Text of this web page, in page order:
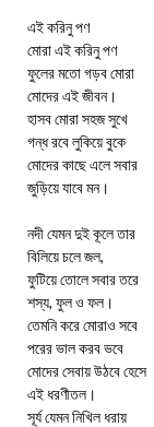
এই করিনু পণ
মোরা এই করিনু পণ
ফুলের মতো গড়ব মোরা
মোদের এই জীবন।
হাসব মোরা সহজ সুখে
গন্ধ রবে লুকিয়ে বুকে
মোদের কাছে এলে সবার
জুড়িয়ে যাবে মন।
নদী যেমন দুই কূলে তার
বিলিয়ে চলে জল,
ফুটিয়ে তোলে সবার তরে
শস্য, ফুল ও ফল।
তেমনি করে মোরাও সবে
পরের ভাল করব ভবে
মোদের সেবায় উঠবে হেসে
এই ধরণীতল।
সূর্য যেমন নিখিল ধরায়